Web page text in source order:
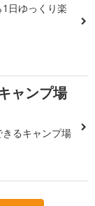
日ゆっくり楽
ャンプ場
るキャンプ場